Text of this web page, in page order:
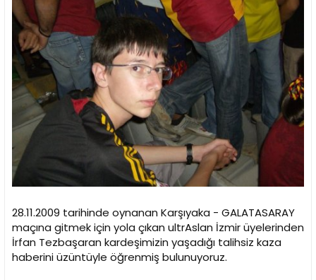
i
28.11.2009 tarihinde oynanan Karşıyaka - GALATASARAY
maçına gitmek için yola çıkan ultrAslan İzmir üyelerinden
İrfan Tezbaşaran kardeşimizin yaşadığı talihsiz kaza
haberini üzüntüyle öğrenmiş bulunuyoruz.